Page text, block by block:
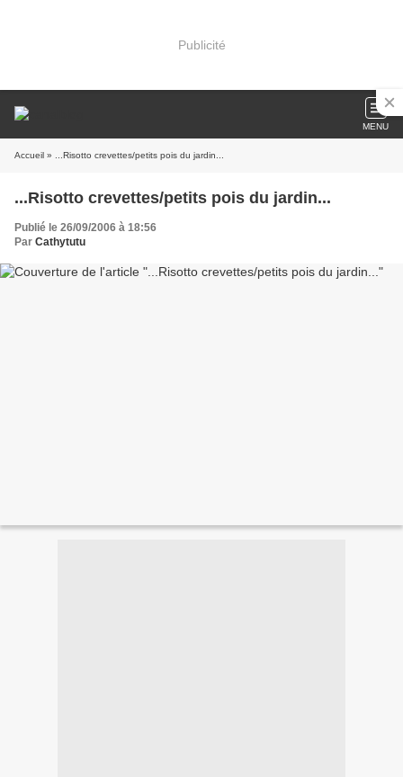
Publicité
MENU
Accueil » ...Risotto crevettes/petits pois du jardin...
...Risotto crevettes/petits pois du jardin...
Publié le 26/09/2006 à 18:56
Par Cathytutu